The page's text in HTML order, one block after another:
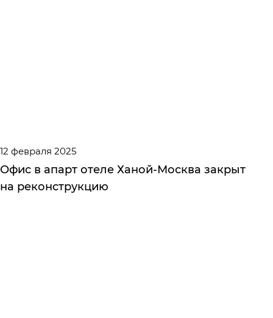
12 февраля 2025
Офис в апарт отеле Ханой-Москва закрыт
на реконструкцию